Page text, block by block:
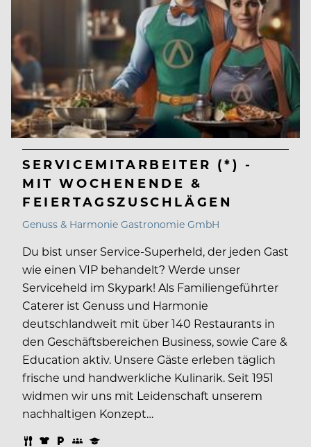
SERVICEMITARBEITER (*) -
MIT WOCHENENDE &
FEIERTAGSZUSCHLÄGEN
Genuss & Harmonie Gastronomie GmbH
Du bist unser Service-Superheld, der jeden Gast
wie einen VIP behandelt? Werde unser
Serviceheld im Skypark! Als Familiengeführter
Caterer ist Genuss und Harmonie
deutschlandweit mit über 140 Restaurants in
den Geschäftsbereichen Business, sowie Care &
Education aktiv. Unsere Gäste erleben täglich
frische und handwerkliche Kulinarik. Seit 1951
widmen wir uns mit Leidenschaft unserem
nachhaltigen Konzept…